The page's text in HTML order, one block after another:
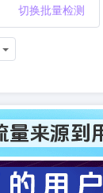
切换批量检测